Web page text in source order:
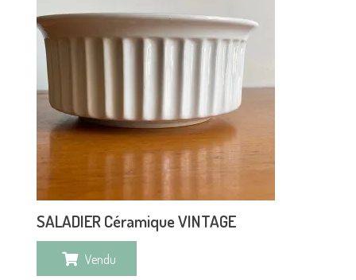
SALADIER Céramique VINTAGE
Vendu